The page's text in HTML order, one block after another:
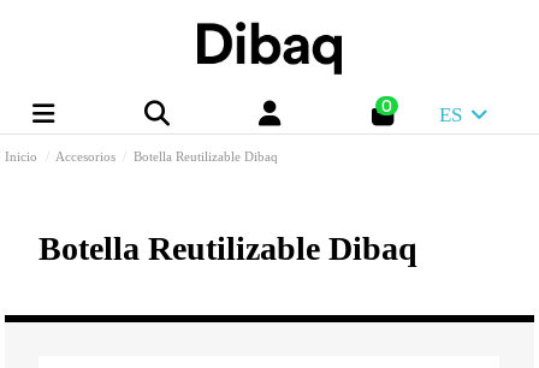
0 ES
Inicio Accesorios Botella Reutilizable Dibaq
Botella Reutilizable Dibaq